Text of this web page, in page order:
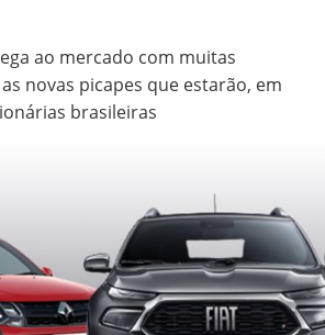
ao mercado com muitas
novas picapes que estarão, em
brasileiras